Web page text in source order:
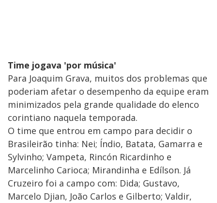
Time jogava 'por música'
Para Joaquim Grava, muitos dos problemas que
poderiam afetar o desempenho da equipe eram
minimizados pela grande qualidade do elenco
corintiano naquela temporada.
O time que entrou em campo para decidir o
Brasileirão tinha: Nei; Índio, Batata, Gamarra e
Sylvinho; Vampeta, Rincón Ricardinho e
Marcelinho Carioca; Mirandinha e Edílson. Já
Cruzeiro foi a campo com: Dida; Gustavo,
Marcelo Djian, João Carlos e Gilberto; Valdir,